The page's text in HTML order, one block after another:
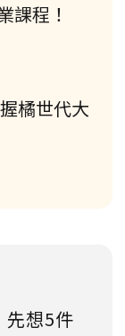
課程！
橘世代大
先想5件